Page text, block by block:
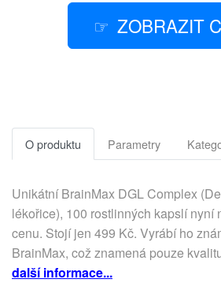
ZOBRAZIT
O produktu Parametry
Unikátní BrainMax DGL Complex
lékořice), 100 rostlinných kapslí nyní
cenu. Stojí jen 499 Kč. Vyrábí ho
BrainMax, což znamená pouze
další informace...